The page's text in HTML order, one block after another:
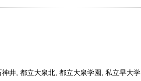
神井, 都立大泉北, 都立大泉学園
私立早大学